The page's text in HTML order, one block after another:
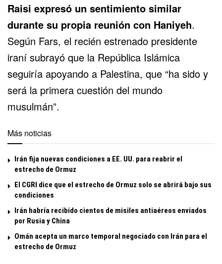
Raisi expresó un sentimiento similar
durante su propia reunión con Haniyeh.
Según Fars, el recién estrenado presidente
iraní subrayó que la República Islámica
seguiría apoyando a Palestina, que “ha sido y
será la primera cuestión del mundo
musulmán”.
Más noticias
Irán fija nuevas condiciones a EE. UU. para reabrir el
estrecho de Ormuz
El CGRI dice que el estrecho de Ormuz solo se abrirá bajo sus
condiciones
Irán habría recibido cientos de misiles antiaéreos enviados
por Rusia y China
Omán acepta un marco temporal negociado con Irán para el
estrecho de Ormuz